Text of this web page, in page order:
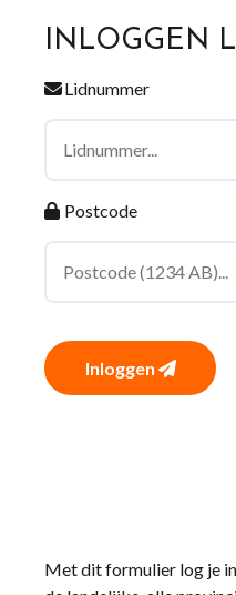
INLOGGEN
Lidnummer
Postcode
Inloggen
Met dit formulier log je